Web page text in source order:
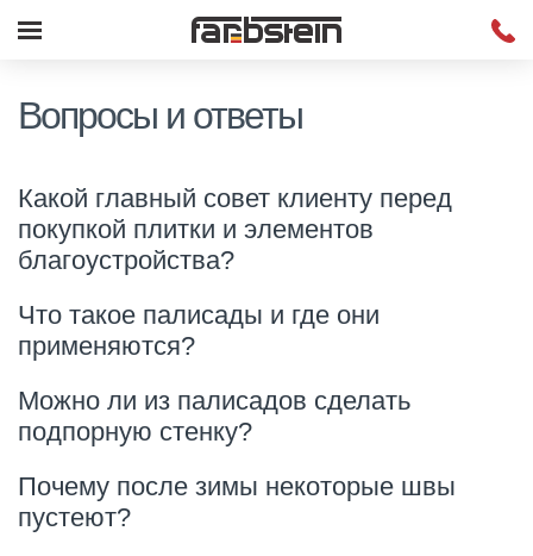
Вопросы и ответы
Какой главный совет клиенту перед
покупкой плитки и элементов
благоустройства?
Что такое палисады и где они
применяются?
Можно ли из палисадов сделать
подпорную стенку?
Почему после зимы некоторые швы
пустеют?